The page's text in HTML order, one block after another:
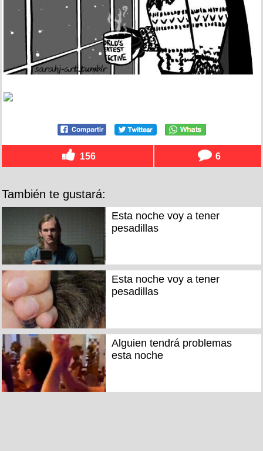
156 6
También te gustará:
Esta noche voy a tener
pesadillas
Esta noche voy a tener
pesadillas
Alguien tendrá problemas
esta noche